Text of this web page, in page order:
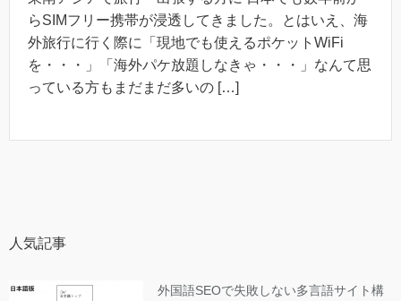
らSIMフリー携帯が浸透してきました。とはいえ、海
外旅行に行く際に「現地でも使えるポケットWiFi
を・・・」「海外パケ放題しなきゃ・・・」なんて思
っている方もまだまだ多いの […]
人気記事
外国語SEOで失敗しない多言語サイト構